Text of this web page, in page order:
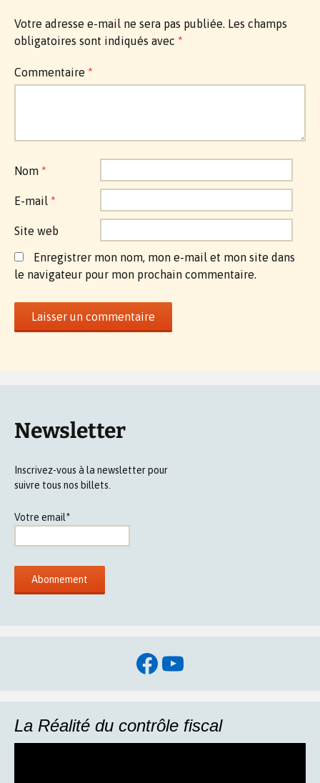
Votre adresse e-mail ne sera pas publiée. Les champs
obligatoires sont indiqués avec *
Commentaire *
Nom *
E-mail *
Site web
Enregistrer mon nom, mon e-mail et mon site dans
le navigateur pour mon prochain commentaire.
Newsletter
Inscrivez-vous à la newsletter pour
suivre tous nos billets.
Votre email*
Facebook
YouTube
La Réalité du contrôle fiscal